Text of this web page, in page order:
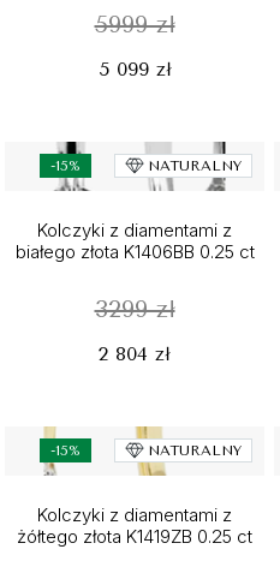
5999 zł
5 099 zł
-15% NATURALNY
Kolczyki z diamentami z
białego złota K1406BB 0.25 ct
3299 zł
2 804 zł
-15% NATURALNY
Kolczyki z diamentami z
żółtego złota K1419ZB 0.25 ct